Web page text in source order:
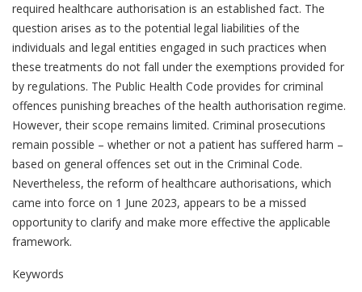
required healthcare authorisation is an established fact. The
question arises as to the potential legal liabilities of the
individuals and legal entities engaged in such practices when
these treatments do not fall under the exemptions provided for
by regulations. The Public Health Code provides for criminal
offences punishing breaches of the health authorisation regime.
However, their scope remains limited. Criminal prosecutions
remain possible – whether or not a patient has suffered harm –
based on general offences set out in the Criminal Code.
Nevertheless, the reform of healthcare authorisations, which
came into force on 1 June 2023, appears to be a missed
opportunity to clarify and make more effective the applicable
framework.
Keywords